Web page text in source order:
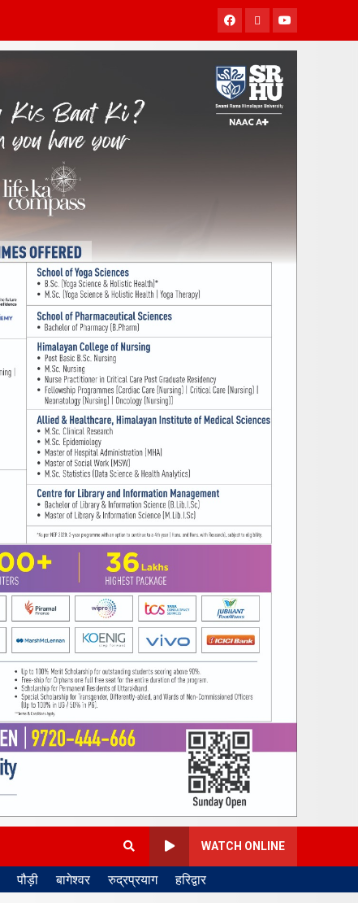
Facebook
TwitterYoutube
WATCH ONLINE
पौड़ी बागेश्वर रुद्रप्रयाग हरिद्वार